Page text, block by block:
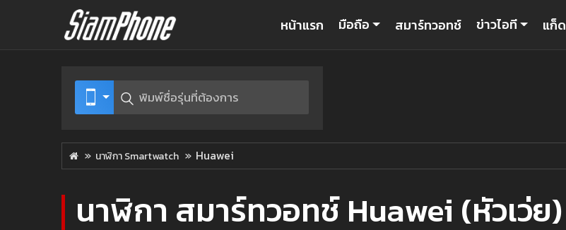
หน้าแรก มือถือ สมาร์ทวอทช์ ข่าวไอที แก็
นาฬิกา Smartwatch Huawei
นาฬิกา สมาร์ทวอทช์ Huawei (หัวเว่ย)